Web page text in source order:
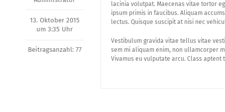
13. Oktober 2015
um 3:35 Uhr
Beitragsanzahl: 77
lacinia volutpat. Maecenas vitae tortor
ipsum primis in faucibus. Aliquam
lectus. Quisque suscipit at nisi nec
Vestibulum gravida vitae tellus vitae
sem mi aliquam enim, non ullamcorper
Vivamus eu vulputate arcu. Class